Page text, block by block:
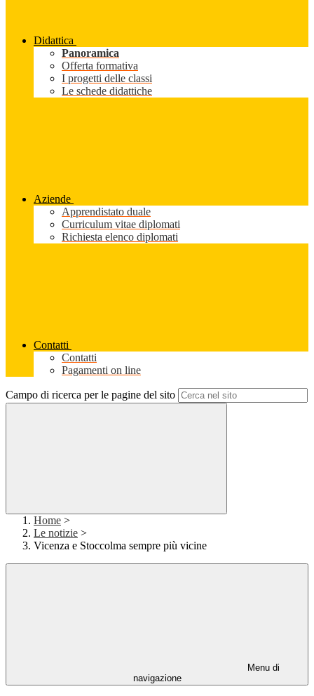
Didattica
Panoramica
Offerta formativa
I progetti delle classi
Le schede didattiche
Aziende
Apprendistato duale
Curriculum vitae diplomati
Richiesta elenco diplomati
Contatti
Contatti
Pagamenti on line
Campo di ricerca per le pagine del sito
Home >
Le notizie >
Vicenza e Stoccolma sempre più vicine
Menu di
navigazione